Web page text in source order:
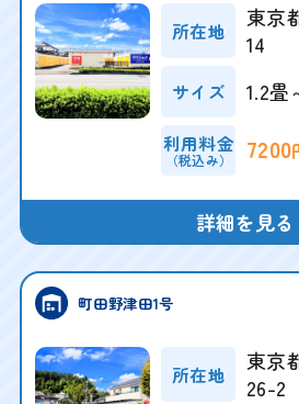
所在地
東京
14
サイズ 1.2畳
利用料金
（税込み） 7200
詳細を見る
町田野津田1号
所在地
東京
26-2